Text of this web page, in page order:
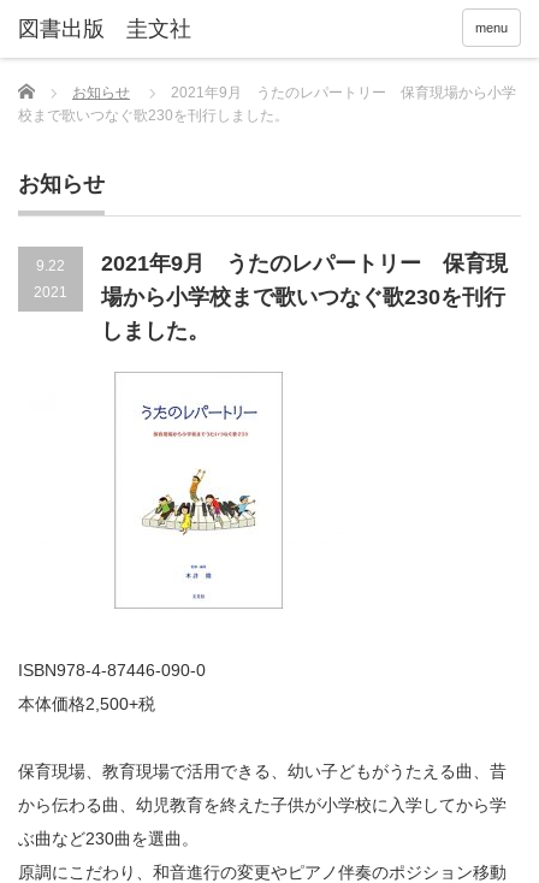
menu
Home お知らせ
2021年9月 うたのレパートリー 保育現場から小学
校まで歌いつなぐ歌230を刊行しました。
お知らせ
9.22
2021
2021年9月 うたのレパートリー 保育現
場から小学校まで歌いつなぐ歌230を刊行
しました。
ISBN978-4-87446-090-0
本体価格2,500+税
保育現場、教育現場で活用できる、幼い子どもがうたえる曲、昔
から伝わる曲、幼児教育を終えた子供が小学校に入学してから学
ぶ曲など230曲を選曲。
原調にこだわり、和音進行の変更やピアノ伴奏のポジション移動